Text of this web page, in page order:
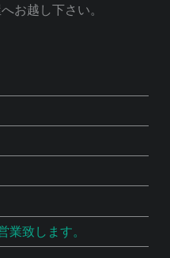
お越し下さい。
業致します。